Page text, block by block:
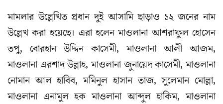
মামলার উল্লেখিত প্রধান দুই আসামি ছাড়াও ১২ জনের নাম
উল্লেখ করা হয়েছে। এরা হলেন মাওলানা আশরাফুল হোসেন
তপু, বোরহান উদ্দিন কাসেমী, মাওলানা আলী আজম,
মাওলানা এরশাদ উল্লাহ, মাওলানা জুনায়েদ কাসেমী, মাওলানা
নোমান আল হাবিব, মমিনুল হাসান তাজ, সুলেমান মোল্লা,
মাওলানা এনামুল হক মাওলানা আব্দুল হাকিম, মাওলানা